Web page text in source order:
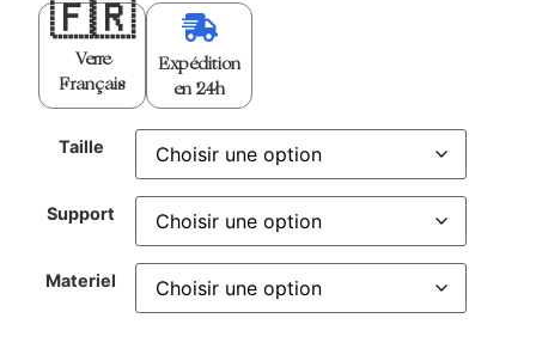
🇫🇷
Verre
Français
Expédition
en 24h
Taille
Support
Materiel